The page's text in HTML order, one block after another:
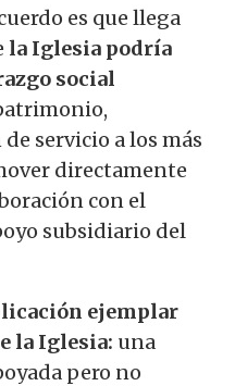
es que llega
la Iglesia podría
social
servicio a los más
directamente
con el
subsidiario del
ejemplar
la Iglesia: una
pero no